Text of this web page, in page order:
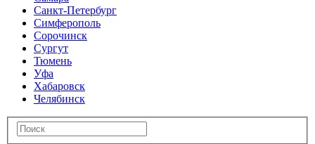
Санкт-Петербург
Симферополь
Сорочинск
Сургут
Тюмень
Уфа
Хабаровск
Челябинск